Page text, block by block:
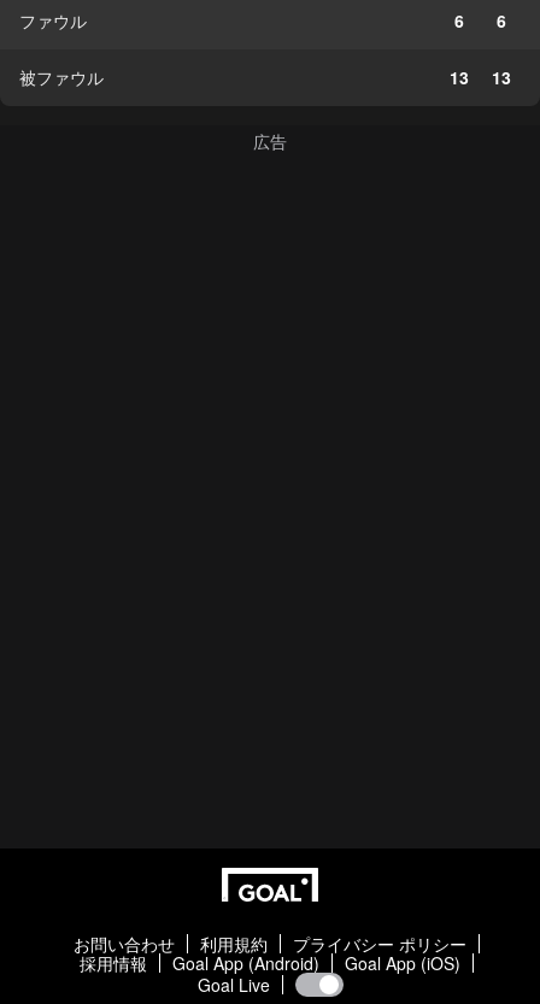
ファウル 6 6
被ファウル 13 13
お問い合わせ 利用規約
プライバシー ポリシー
採用情報
Goal App (Android)
Goal App (iOS)
Goal Live